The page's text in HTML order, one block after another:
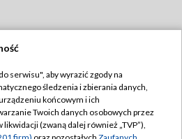
TVP
TVP
serwisu", aby wyrazić zgody na
śledzenia i zbierania danych,
końcowym i ich
Twoich danych osobowych przez
likwidacji (zwaną dalej również „TVP”),